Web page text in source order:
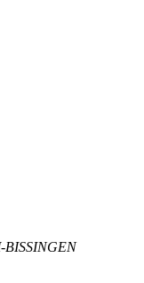
BISSINGEN